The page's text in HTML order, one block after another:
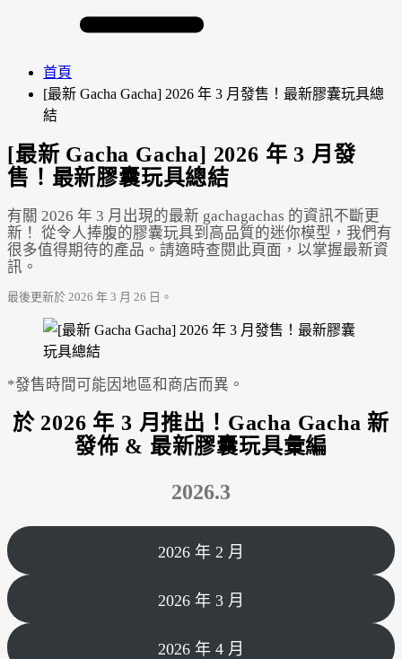
首頁
[最新 Gacha Gacha] 2026 年 3 月發售！最新膠囊玩具總
結
[最新 Gacha Gacha] 2026 年 3 月發
售！最新膠囊玩具總結
有關 2026 年 3 月出現的最新 gachagachas 的資訊不斷更
新！ 從令人捧腹的膠囊玩具到高品質的迷你模型，我們有
很多值得期待的產品。請適時查閱此頁面，以掌握最新資
訊。
最後更新於 2026 年 3 月 26 日。
*發售時間可能因地區和商店而異。
於 2026 年 3 月推出！Gacha Gacha 新
發佈 & 最新膠囊玩具彙編
2026.3
2026 年 2 月
2026 年 3 月
2026 年 4 月